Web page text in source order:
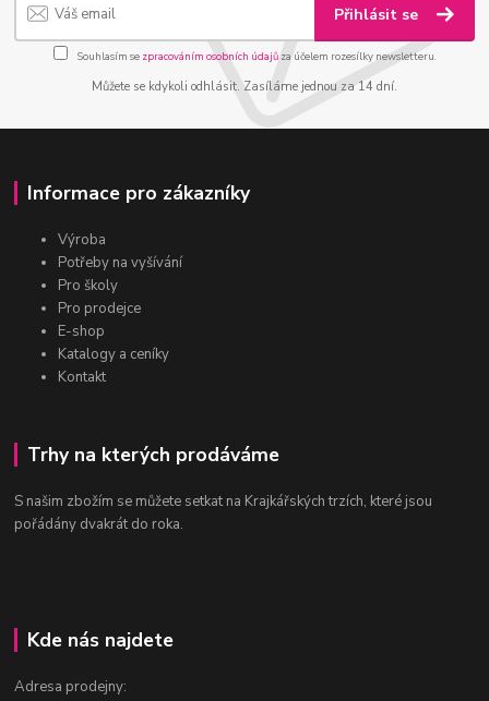
Přihlásit se
Souhlasím se zpracováním osobních údajůza účelem rozesílky newsletteru.
Můžete se kdykoli odhlásit. Zasíláme jednou za 14 dní.
Informace pro zákazníky
Výroba
Potřeby na vyšívání
Pro školy
Pro prodejce
E-shop
Katalogy a ceníky
Kontakt
Trhy na kterých prodáváme
S našim zbožím se můžete setkat na Krajkářských trzích, které jsou
pořádány dvakrát do roka.
Kde nás najdete
Adresa prodejny: